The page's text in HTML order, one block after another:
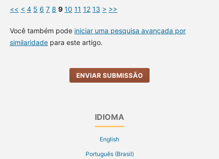
<< < 4 5 6 7 8 9 10 11 12 13 > >>
Você também pode iniciar uma pesquisa avançada por
similaridadepara este artigo.
ENVIAR SUBMISSÃO
IDIOMA
English
Português (Brasil)